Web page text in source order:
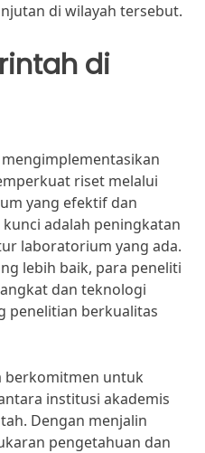
di wilayah tersebut.
di
riset melalui
yang efektif dan
adalah peningkatan
laboratorium yang ada.
lebih baik, para peneliti
dan teknologi
penelitian berkualitas
berkomitmen untuk
institusi akademis
Dengan menjalin
pengetahuan dan